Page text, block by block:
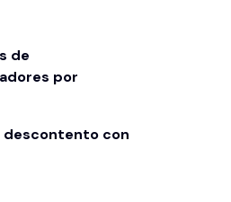
de
por
descontento con